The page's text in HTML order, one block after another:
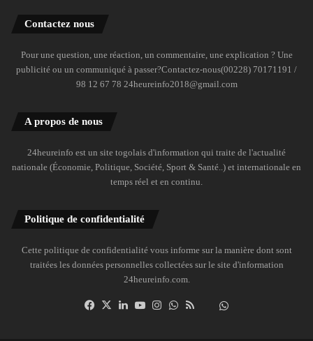
Contactez nous
Pour une question, une réaction, un commentaire, une explication ? Une
publicité ou un communiqué à passer?Contactez-nous(00228) 70171191 /
98 12 67 78 24heureinfo2018@gmail.com
A propos de nous
24heureinfo est un site togolais d'information qui traite de l'actualité
nationale (Économie, Politique, Société, Sport & Santé..) et internationale en
temps réel et en continu.
Politique de confidentialité
Cette politique de confidentialité vous informe sur la manière dont sont
traitées les données personnelles collectées sur le site d'information
24heureinfo.com.
Facebook
X LinkedinYouTubeInstagramWhatsAppDailymotion